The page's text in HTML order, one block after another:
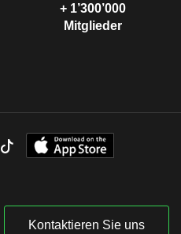
+ 1’300’000
Mitglieder
Kontaktieren Sie uns